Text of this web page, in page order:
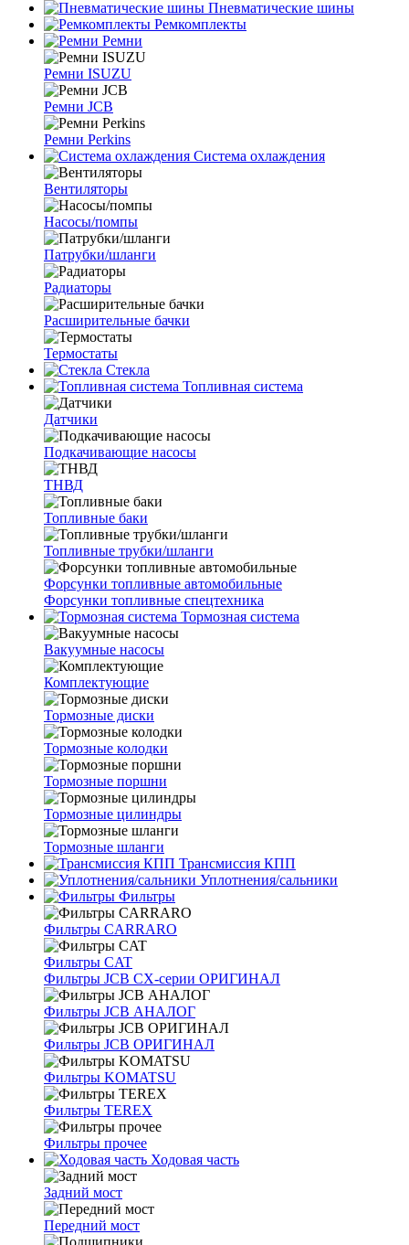
Пневматические шины
Ремкомплекты
Ремни
Ремни ISUZU
Ремни JCB
Ремни Perkins
Система охлаждения
Вентиляторы
Насосы/помпы
Патрубки/шланги
Радиаторы
Расширительные бачки
Термостаты
Стекла
Топливная система
Датчики
Подкачивающие насосы
ТНВД
Топливные баки
Топливные трубки/шланги
Форсунки топливные автомобильные
Форсунки топливные спецтехника
Тормозная система
Вакуумные насосы
Комплектующие
Тормозные диски
Тормозные колодки
Тормозные поршни
Тормозные цилиндры
Тормозные шланги
Трансмиссия КПП
Уплотнения/сальники
Фильтры
Фильтры CARRARO
Фильтры CAT
Фильтры JCB CX-серии ОРИГИНАЛ
Фильтры JCB АНАЛОГ
Фильтры JCB ОРИГИНАЛ
Фильтры KOMATSU
Фильтры TEREX
Фильтры прочее
Ходовая часть
Задний мост
Передний мост